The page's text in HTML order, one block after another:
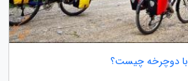
با دوچرخه چیست؟